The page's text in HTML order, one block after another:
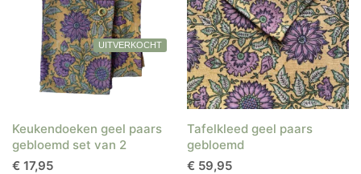
Keukendoeken geel paars
gebloemd set van 2
€ 17,95
Tafelkleed geel paars
gebloemd
€ 59,95